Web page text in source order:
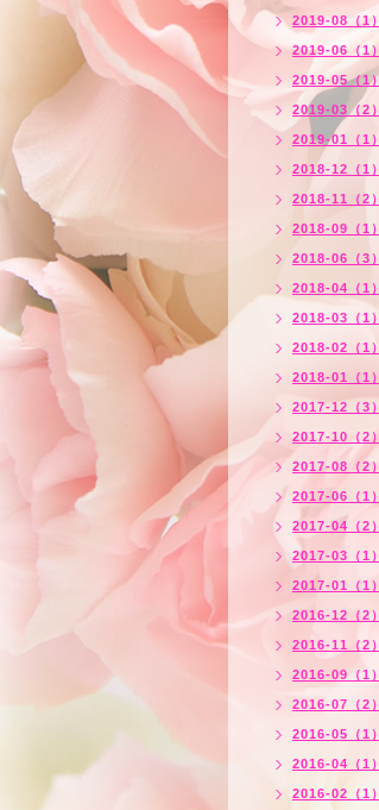
2019-08（1）
2019-06（1）
2019-05（1）
2019-03（2）
2019-01（1）
2018-12（1）
2018-11（2）
2018-09（1）
2018-06（3）
2018-04（1）
2018-03（1）
2018-02（1）
2018-01（1）
2017-12（3）
2017-10（2）
2017-08（2）
2017-06（1）
2017-04（2）
2017-03（1）
2017-01（1）
2016-12（2）
2016-11（2）
2016-09（1）
2016-07（2）
2016-05（1）
2016-04（1）
2016-02（1）